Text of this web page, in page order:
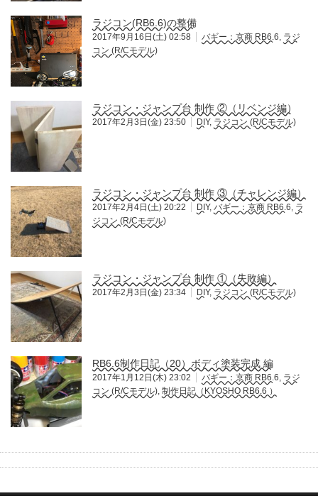
ラジコン(RB6.6)の整備
2017年9月16日(土) 02:58 バギー：京商 RB6.6 ラジ
コン (R/Cモデル)
ラジコン・ジャンプ台 制作 ②（リベンジ編）
2017年2月3日(金) 23:50 DIY, ラジコン (R/Cモデル)
ラジコン・ジャンプ台 制作 ③（チャレンジ編）
2017年2月4日(土) 20:22 DIY, バギー：京商 RB6.6 ラ
ジコン (R/Cモデル)
ラジコン・ジャンプ台 制作 ①（失敗編）
2017年2月3日(金) 23:34 DIY, ラジコン (R/Cモデル)
RB6.6制作日記（20）ボディ塗装完成 編
2017年1月12日(木) 23:02 バギー：京商 RB6.6 ラジ
コン (R/Cモデル) 制作日記（KYOSHO RB6.6 ）